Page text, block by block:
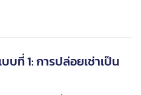
บที่ 1: การปล่อยเช่าเป็น